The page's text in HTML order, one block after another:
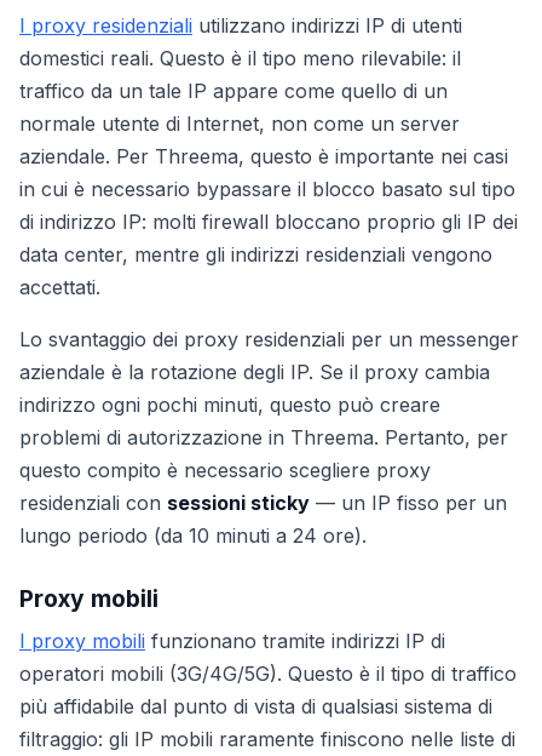
I proxy residenziali utilizzano indirizzi IP di utenti
domestici reali. Questo è il tipo meno rilevabile: il
traffico da un tale IP appare come quello di un
normale utente di Internet, non come un server
aziendale. Per Threema, questo è importante nei casi
in cui è necessario bypassare il blocco basato sul tipo
di indirizzo IP: molti firewall bloccano proprio gli IP dei
data center, mentre gli indirizzi residenziali vengono
accettati.
Lo svantaggio dei proxy residenziali per un messenger
aziendale è la rotazione degli IP. Se il proxy cambia
indirizzo ogni pochi minuti, questo può creare
problemi di autorizzazione in Threema. Pertanto, per
questo compito è necessario scegliere proxy
residenziali con sessioni sticky — un IP fisso per un
lungo periodo (da 10 minuti a 24 ore).
Proxy mobili
I proxy mobili funzionano tramite indirizzi IP di
operatori mobili (3G/4G/5G). Questo è il tipo di traffico
più affidabile dal punto di vista di qualsiasi sistema di
filtraggio: gli IP mobili raramente finiscono nelle liste di